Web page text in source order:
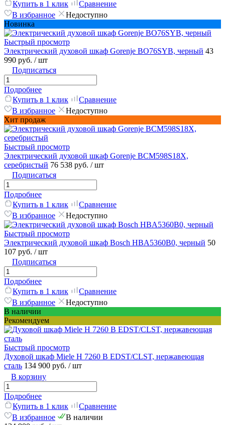
Купить в 1 клик
Сравнение
В избранное
Недоступно
Новинка
Быстрый просмотр
Электрический духовой шкаф Gorenje BO76SYB, черный 43
990 руб. / шт
Подписаться
Подробнее
Купить в 1 клик
Сравнение
В избранное
Недоступно
Хит продаж
Быстрый просмотр
Электрический духовой шкаф Gorenje BCM598S18X,
серебристый 76 538 руб. / шт
Подписаться
Подробнее
Купить в 1 клик
Сравнение
В избранное
Недоступно
Быстрый просмотр
Электрический духовой шкаф Bosch HBA5360B0, черный 50
107 руб. / шт
Подписаться
Подробнее
Купить в 1 клик
Сравнение
В избранное
Недоступно
В наличии
Рекомендуем
Быстрый просмотр
Духовой шкаф Miele H 7260 B EDST/CLST, нержавеющая
сталь 134 900 руб. / шт
В корзину
Подробнее
Купить в 1 клик
Сравнение
В избранное
В наличии